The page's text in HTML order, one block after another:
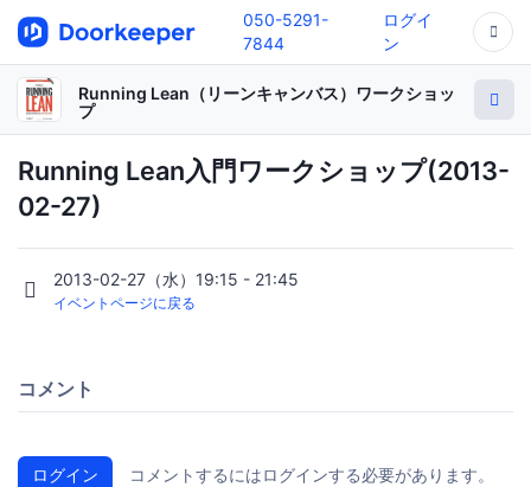
050-5291-
7844
ログイ
ン
Running Lean（リーンキャンバス）ワークショッ
プ
Running Lean入門ワークショップ(2013-
02-27)
2013-02-27（水）19:15 - 21:45
イベントページに戻る
コメント
ログイン コメントするにはログインする必要があります。